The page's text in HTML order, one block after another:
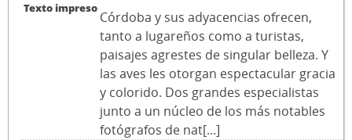
Texto impreso
Córdoba y sus adyacencias ofrecen,
tanto a lugareños como a turistas,
paisajes agrestes de singular belleza. Y
las aves les otorgan espectacular gracia
y colorido. Dos grandes especialistas
junto a un núcleo de los más notables
fotógrafos de nat[...]